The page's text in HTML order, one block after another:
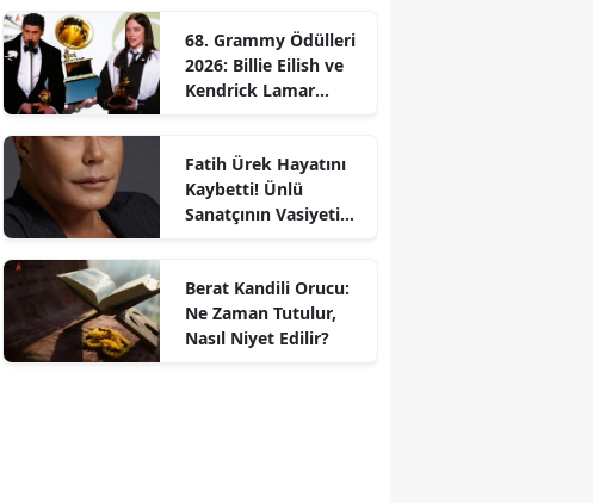
68. Grammy Ödülleri
2026: Billie Eilish ve
Kendrick Lamar
Fatih Ürek Hayatını
Kaybetti! Ünlü
Sanatçının Vasiyeti
Berat Kandili Orucu:
Ne Zaman Tutulur,
Nasıl Niyet Edilir?